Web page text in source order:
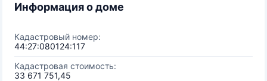
Информация о доме
Кадастровый номер:
44:27:080124:117
Кадастровая стоимость:
33 671 751,45